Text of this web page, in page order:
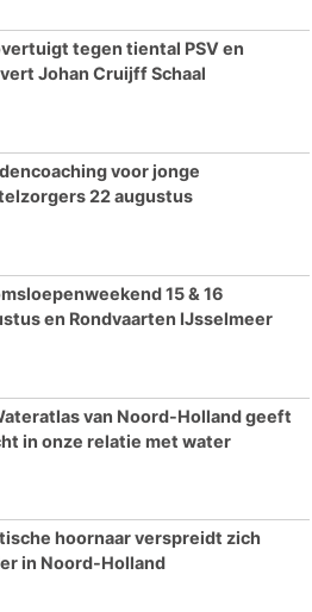
tegen tiental PSV en
Johan Cruijff Schaal
voor jonge
22 augustus
15 & 16
en Rondvaarten IJsselmeer
van Noord-Holland geeft
in onze relatie met water
hoornaar verspreidt zich
in Noord-Holland